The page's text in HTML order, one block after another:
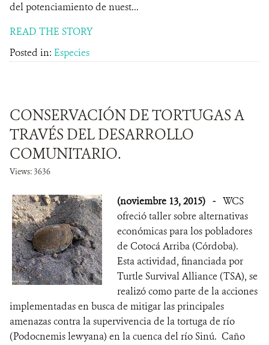
del potenciamiento de nuest...
READ THE STORY
Posted in: Especies
CONSERVACIÓN DE TORTUGAS A
TRAVÉS DEL DESARROLLO
COMUNITARIO.
Views: 3636
(noviembre 13, 2015) - WCS
ofreció taller sobre alternativas
económicas para los pobladores
de Cotocá Arriba (Córdoba).
Esta actividad, financiada por
Turtle Survival Alliance (TSA), se
realizó como parte de la acciones
implementadas en busca de mitigar las principales
amenazas contra la supervivencia de la tortuga de río
(Podocnemis lewyana) en la cuenca del río Sinú. Caño